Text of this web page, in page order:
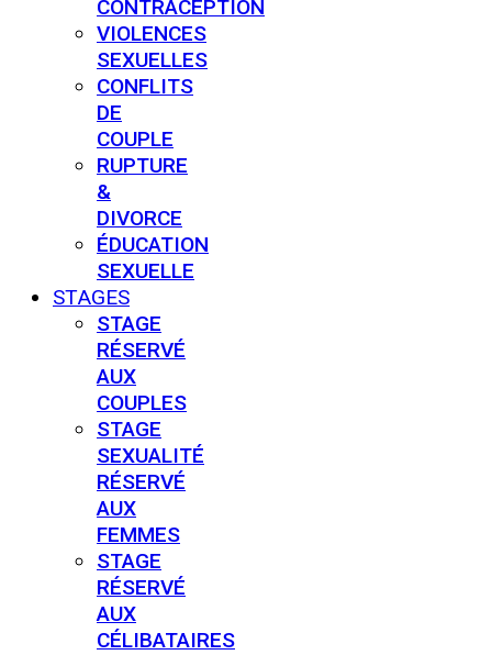
CONTRACEPTION
VIOLENCES
SEXUELLES
CONFLITS
DE
COUPLE
RUPTURE
&
DIVORCE
ÉDUCATION
SEXUELLE
STAGES
STAGE
RÉSERVÉ
AUX
COUPLES
STAGE
SEXUALITÉ
RÉSERVÉ
AUX
FEMMES
STAGE
RÉSERVÉ
AUX
CÉLIBATAIRES